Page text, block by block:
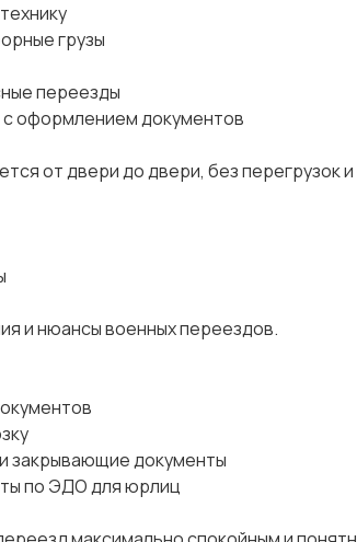
грузы
переезды
оформлением документов
от двери до двери, без перегрузок
и нюансы военных переездов.
закрывающие документы
по ЭДО для юрлиц